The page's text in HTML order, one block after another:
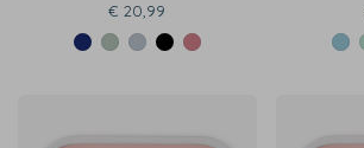
€ 20,99